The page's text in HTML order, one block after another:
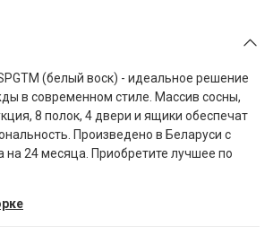
(белый воск) - идеальное решение
в современном стиле. Массив сосны,
8 полок, 4 двери и ящики обеспечат
Произведено в Беларуси с
на 24 месяца. Приобретите лучшее по